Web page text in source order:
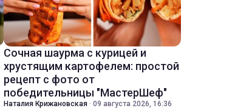
Сочная шаурма с курицей и
хрустящим картофелем: простой
рецепт с фото от
победительницы "МастерШеф"
Наталия Крижановская · 09 августа 2026, 16:36